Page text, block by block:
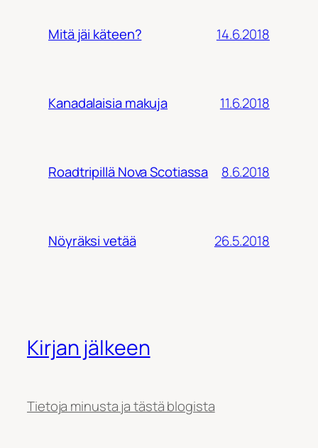
Mitä jäi käteen? 14.6.2018
Kanadalaisia makuja 11.6.2018
Roadtripillä Nova Scotiassa 8.6.2018
Nöyräksi vetää 26.5.2018
Kirjan jälkeen
Tietoja minusta ja tästä blogista